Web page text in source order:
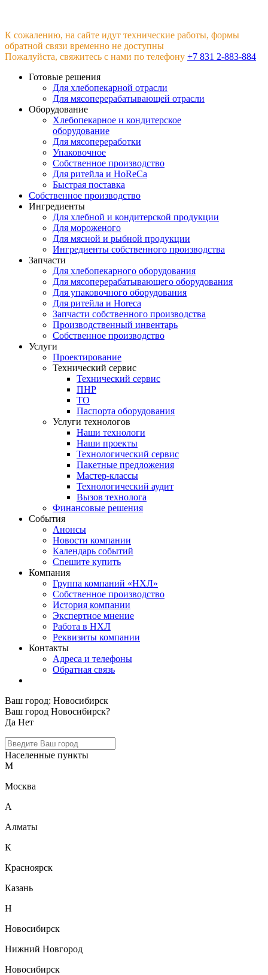
К сожалению, на сайте идут технические работы, формы
обратной связи временно не доступны
Пожалуйста, свяжитесь с нами по телефону +7 831 2-883-884
Готовые решения
Для хлебопекарной отрасли
Для мясоперерабатывающей отрасли
Оборудование
Хлебопекарное и кондитерское
оборудование
Для мясопереработки
Упаковочное
Собственное производство
Для ритейла и HoReCa
Быстрая поставка
Собственное производство
Ингредиенты
Для хлебной и кондитерской продукции
Для мороженого
Для мясной и рыбной продукции
Ингредиенты собственного производства
Запчасти
Для хлебопекарного оборудования
Для мясоперерабатывающего оборудования
Для упаковочного оборудования
Для ритейла и Horeca
Запчасти собственного производства
Производственный инвентарь
Собственное производство
Услуги
Проектирование
Технический сервис
Технический сервис
ПНР
ТО
Паспорта оборудования
Услуги технологов
Наши технологи
Наши проекты
Технологический сервис
Пакетные предложения
Мастер-классы
Технологический аудит
Вызов технолога
Финансовые решения
События
Анонсы
Новости компании
Календарь событий
Спешите купить
Компания
Группа компаний «НХЛ»
Собственное производство
История компании
Экспертное мнение
Работа в НХЛ
Реквизиты компании
Контакты
Адреса и телефоны
Обратная связь
Ваш город: Новосибирск
Ваш город Новосибирск?
Да Нет
Населенные пункты
М
Москва
А
Алматы
К
Красноярск
Казань
Н
Новосибирск
Нижний Новгород
Новосибирск